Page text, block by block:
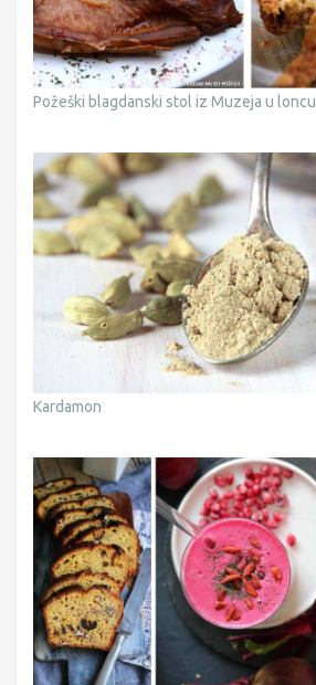
Požeški blagdanski stol iz Muzeja u loncu
Kardamon